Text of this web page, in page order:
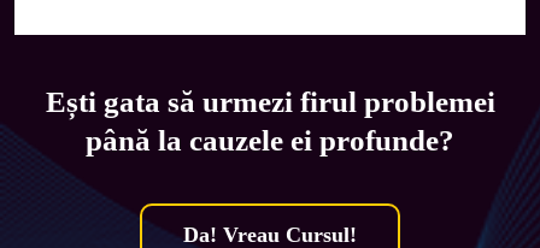
Ești gata să urmezi firul problemei
până la cauzele ei profunde?
Da! Vreau Cursul!